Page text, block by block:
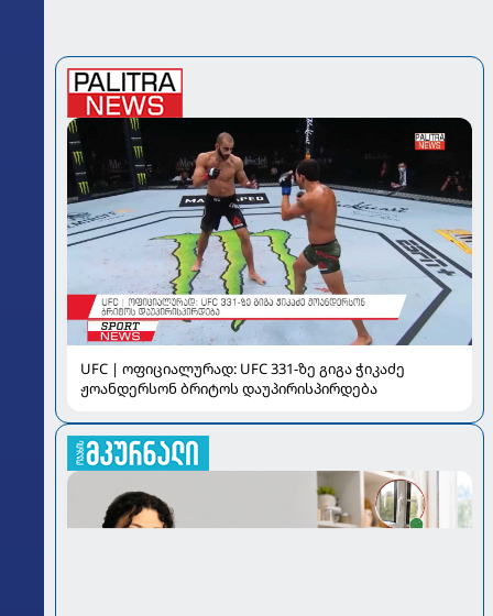
UFC | ოფიციალურად: UFC 331-ზე გიგა ჭიკაძე
ჟოანდერსონ ბრიტოს დაუპირისპირდება